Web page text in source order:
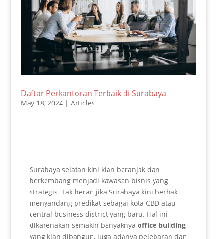
Daftar Perkantoran Terbaik di Surabaya
May 18, 2024| Articles
Surabaya selatan kini kian beranjak dan
berkembang menjadi kawasan bisnis yang
strategis. Tak heran jika Surabaya kini berhak
menyandang predikat sebagai kota CBD atau
central business district yang baru. Hal ini
dikarenakan semakin banyaknya office building
yang kian dibangun, juga adanya pelebaran dan